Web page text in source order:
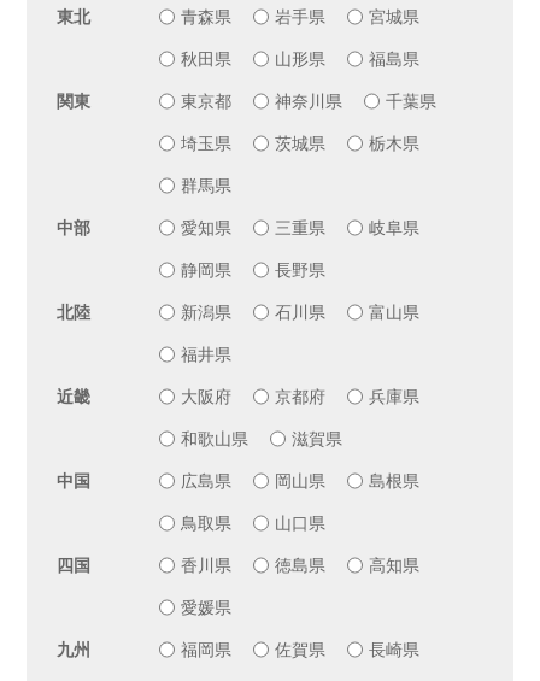
東北 青森県 岩手県 宮城県
秋田県 山形県 福島県
関東 東京都 神奈川県 千葉県
埼玉県 茨城県 栃木県
群馬県
中部 愛知県 三重県 岐阜県
静岡県 長野県
北陸 新潟県 石川県 富山県
福井県
近畿 大阪府 京都府 兵庫県
和歌山県 滋賀県
中国 広島県 岡山県 島根県
鳥取県 山口県
四国 香川県 徳島県 高知県
愛媛県
九州 福岡県 佐賀県 長崎県